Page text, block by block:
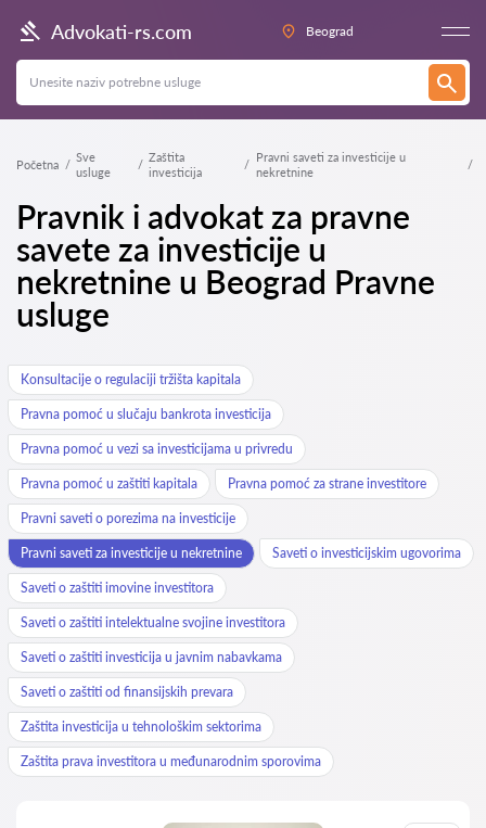
Advokati-rs.com Beograd
Početna
Sve
usluge
Zaštita
investicija
Pravni saveti za investicije u
nekretnine
Pravnik i advokat za pravne
savete za investicije u
nekretnine u Beograd Pravne
usluge
Konsultacije o regulaciji tržišta kapitala
Pravna pomoć u slučaju bankrota investicija
Pravna pomoć u vezi sa investicijama u privredu
Pravna pomoć u zaštiti kapitala Pravna pomoć za strane investitore
Pravni saveti o porezima na investicije
Pravni saveti za investicije u nekretnine Saveti o investicijskim ugovorima
Saveti o zaštiti imovine investitora
Saveti o zaštiti intelektualne svojine investitora
Saveti o zaštiti investicija u javnim nabavkama
Saveti o zaštiti od finansijskih prevara
Zaštita investicija u tehnološkim sektorima
Zaštita prava investitora u međunarodnim sporovima